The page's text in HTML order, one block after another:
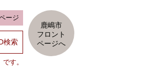
ージ
す。
鹿嶋市
フロント
ページへ